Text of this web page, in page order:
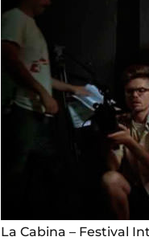
La Cabina – Festival